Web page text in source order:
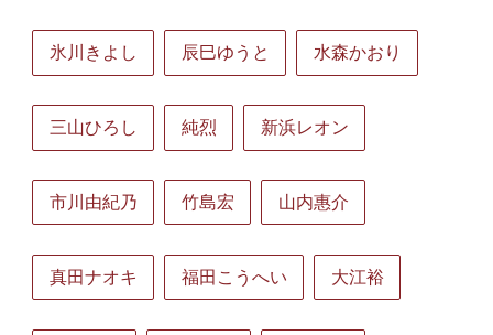
氷川きよし 辰巳ゆうと 水森かおり
三山ひろし 純烈 新浜レオン
市川由紀乃 竹島宏 山内惠介
真田ナオキ 福田こうへい 大江裕